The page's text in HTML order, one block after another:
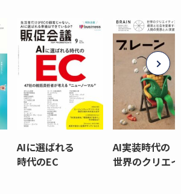
AIに選ばれる
時代のEC
AI実装時代の
世界のクリエ